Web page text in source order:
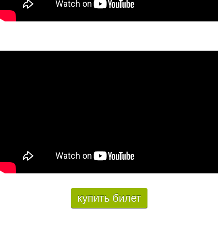
купить билет